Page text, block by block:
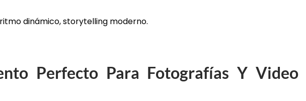
dinámico, storytelling moderno.
Perfecto Para Fotografías Y Video